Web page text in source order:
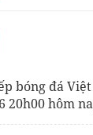
bóng đá
20h00 hôm